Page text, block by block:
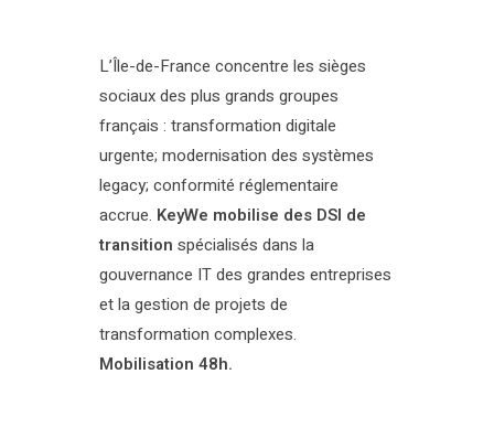
L’Île-de-France concentre les sièges
sociaux des plus grands groupes
français : transformation digitale
urgente; modernisation des systèmes
legacy; conformité réglementaire
accrue. KeyWe mobilise des DSI de
transition spécialisés dans la
gouvernance IT des grandes entreprises
et la gestion de projets de
transformation complexes.
Mobilisation 48h.